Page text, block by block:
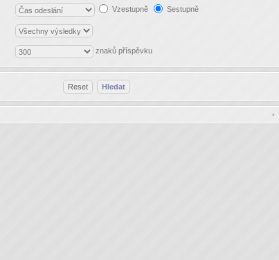
Vzestupně Sestupně
znaků příspěvku
•